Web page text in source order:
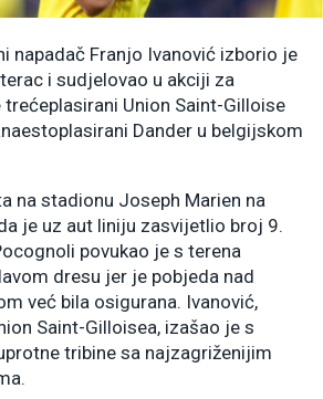
napadač Franjo Ivanović izborio je
i sudjelovao u akciji za
Union Saint-Gilloise
Dander u belgijskom
na stadionu Joseph Marien na
je uz aut liniju zasvijetlio broj 9.
povukao je s terena
dresu jer je pobjeda nad
već bila osigurana. Ivanović,
Saint-Gilloisea, izašao je s
tribine sa najzagriženijim